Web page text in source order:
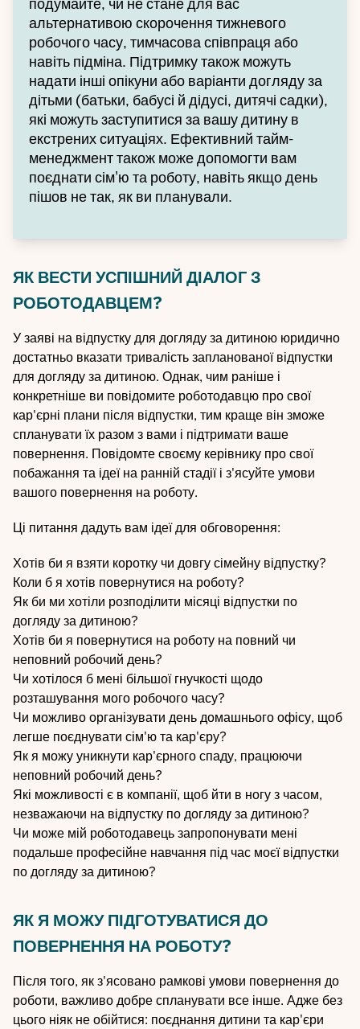
альтернативою скорочення тижневого
робочого часу, тимчасова співпраця або
навіть підміна. Підтримку також можуть
надати інші опікуни або варіанти догляду за
дітьми (батьки, бабусі й дідусі, дитячі садки),
які можуть заступитися за вашу дитину в
екстрених ситуаціях. Ефективний тайм-
менеджмент також може допомогти вам
поєднати сім'ю та роботу, навіть якщо день
пішов не так, як ви планували.
ЯК ВЕСТИ УСПІШНИЙ ДІАЛОГ З
РОБОТОДАВЦЕМ?
У заяві на відпустку для догляду за дитиною юридично
достатньо вказати тривалість запланованої відпустки
для догляду за дитиною. Однак, чим раніше і
конкретніше ви повідомите роботодавцю про свої
кар'єрні плани після відпустки, тим краще він зможе
спланувати їх разом з вами і підтримати ваше
повернення. Повідомте своєму керівнику про свої
побажання та ідеї на ранній стадії і з'ясуйте умови
вашого повернення на роботу.
Ці питання дадуть вам ідеї для обговорення:
Хотів би я взяти коротку чи довгу сімейну відпустку?
Коли б я хотів повернутися на роботу?
Як би ми хотіли розподілити місяці відпустки по
догляду за дитиною?
Хотів би я повернутися на роботу на повний чи
неповний робочий день?
Чи хотілося б мені більшої гнучкості щодо
розташування мого робочого часу?
Чи можливо організувати день домашнього офісу, щоб
легше поєднувати сім'ю та кар'єру?
Як я можу уникнути кар'єрного спаду, працюючи
неповний робочий день?
Які можливості є в компанії, щоб йти в ногу з часом,
незважаючи на відпустку по догляду за дитиною?
Чи може мій роботодавець запропонувати мені
подальше професійне навчання під час моєї відпустки
по догляду за дитиною?
ЯК Я МОЖУ ПІДГОТУВАТИСЯ ДО
ПОВЕРНЕННЯ НА РОБОТУ?
Після того, як з'ясовано рамкові умови повернення до
роботи, важливо добре спланувати все інше. Адже без
цього ніяк не обійтися: поєднання дитини та кар'єри